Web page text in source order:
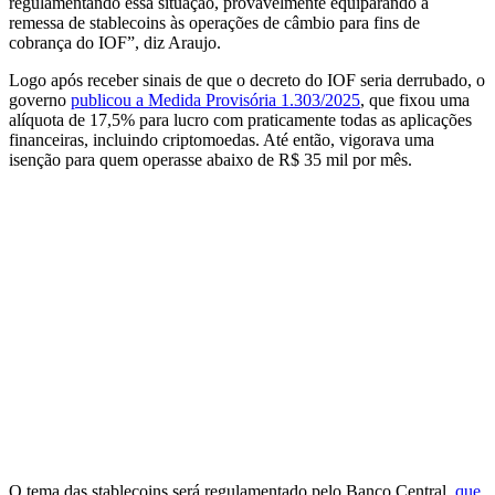
remessa de stablecoins às operações de câmbio para fins de
cobrança do IOF”, diz Araujo.
Logo após receber sinais de que o decreto do IOF seria derrubado, o
governo publicou a Medida Provisória 1.303/2025, que fixou uma
alíquota de 17,5% para lucro com praticamente todas as aplicações
financeiras, incluindo criptomoedas. Até então, vigorava uma
isenção para quem operasse abaixo de R$ 35 mil por mês.
O tema das stablecoins será regulamentado pelo Banco Central, que